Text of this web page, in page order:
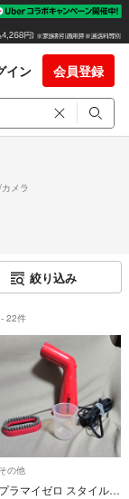
イン 会員登録
メラ
絞り込み
22件
その他
プラマイゼロ スタイルスチーマー XRS-D010(R)